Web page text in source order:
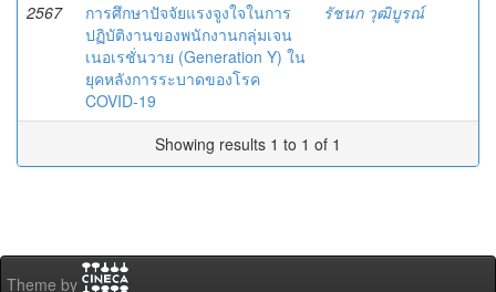
2567
การศึกษาปัจจัยแรงจูงใจในการ
ปฏิบัติงานของพนักงานกลุ่มเจน
เนอเรชั่นวาย (Generation Y) ใน
ยุคหลังการระบาดของโรค
COVID-19
รัชนก วุฒิบูรณ์
Showing results 1 to 1 of 1
Theme by